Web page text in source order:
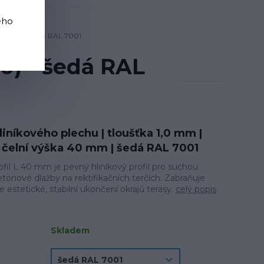
- šedá RAL 7001
- šedá RAL
plechu | tloušťka 1,0 mm |
výška 40 mm | šedá RAL 7001
L 40 mm je pevný hliníkový profil pro suchou
dlažby na rektifikačních terčích. Zabraňuje
estetické, stabilní ukončení okrajů terasy. celý popis
Skladem